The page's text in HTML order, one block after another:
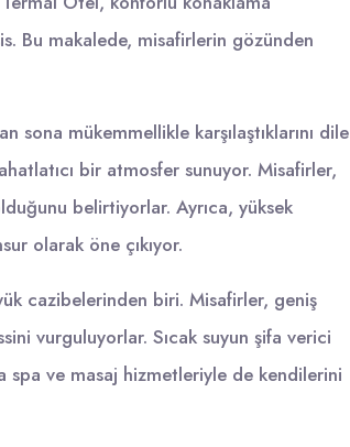
Bu makalede, misafirlerin gözünden
mükemmellikle karşılaştıklarını dile
bir atmosfer sunuyor. Misafirler,
belirtiyorlar. Ayrıca, yüksek
olarak öne çıkıyor.
cazibelerinden biri. Misafirler, geniş
vurguluyorlar. Sıcak suyun şifa verici
ve masaj hizmetleriyle de kendilerini